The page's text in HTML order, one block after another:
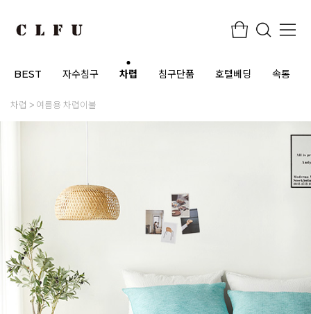
BEST 자수침구 차렵 침구단품 호텔베딩 속통
차렵 여름용 차렵이불